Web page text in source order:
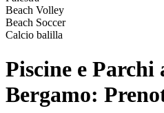
Beach Volley
Beach Soccer
Calcio balilla
Piscine e Parchi
Bergamo: